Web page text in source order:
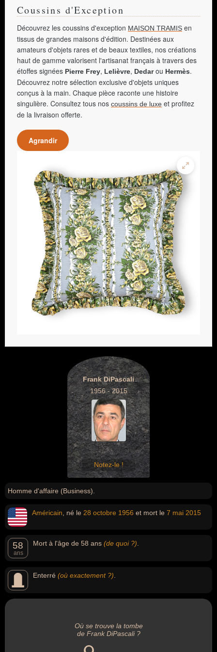
Coussins d'Exception
Découvrez les coussins d'exception MAISON TRAMIS en
tissus de grandes maisons d'édition. Destinées aux
amateurs d'objets rares et de beaux textiles, nos créations
haut de gamme valorisent l'artisanat français à travers des
étoffes signées Pierre Frey, Lelièvre, Dedarou Hermès.
Découvrez notre sélection exclusive d'objets uniques
conçus à la main. Chaque pièce raconte une histoire
singulière. Consultez tous nos coussins de luxe et profitez
de la livraison offerte.
Agrandir
Frank DiPascali
1956 - 2015
Notez-le !
Homme d'affaire (Business).
Américain , né le 28 octobre 1956 et mort le 7 mai 2015
58
ans
Mort à l'âge de 58 ans (de quoi ?)
Enterré (où exactement ?)
Où se trouve la tombe
de Frank DiPascali ?